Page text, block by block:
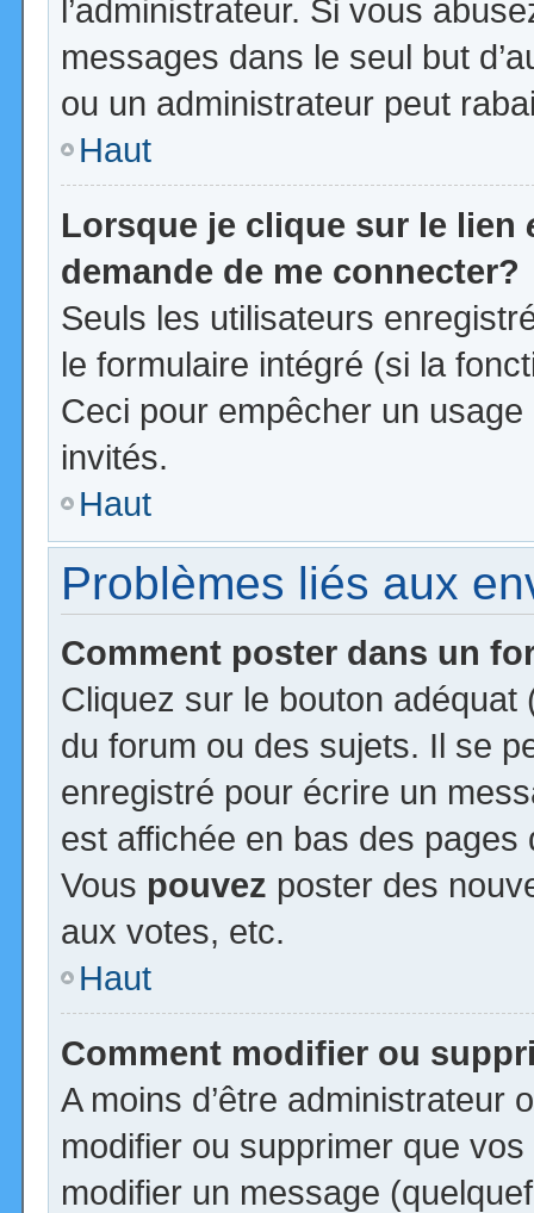
l’administrateur. Si vous
messages dans le seul but
ou un administrateur peut
Haut
Lorsque je clique sur le lien
demande de me connecter?
Seuls les utilisateurs
le formulaire intégré (si la
Ceci pour empêcher un
invités.
Haut
Problèmes liés aux
Comment poster dans un
Cliquez sur le bouton
du forum ou des sujets. Il se
enregistré pour écrire un
est affichée en bas des
Vous pouvez poster des
aux votes, etc.
Haut
Comment modifier ou
A moins d’être administrateur
modifier ou supprimer que
modifier un message